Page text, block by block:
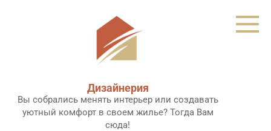
Дизайнерия
Вы собрались менять интерьер или создавать
уютный комфорт в своем жилье? Тогда Вам
сюда!